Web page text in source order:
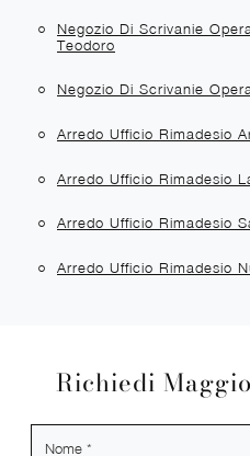
Negozio Di Scrivanie
Teodoro
Negozio Di Scrivanie
Arredo Ufficio Rimadesio
Arredo Ufficio Rimadesio
Arredo Ufficio Rimadesio
Arredo Ufficio Rimadesio
Richiedi